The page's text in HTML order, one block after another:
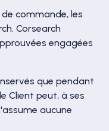
commande, les
Corsearch
engagées
que pendant
Client peut, à ses
aucune